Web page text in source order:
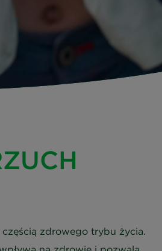
zdrowego trybu życia.